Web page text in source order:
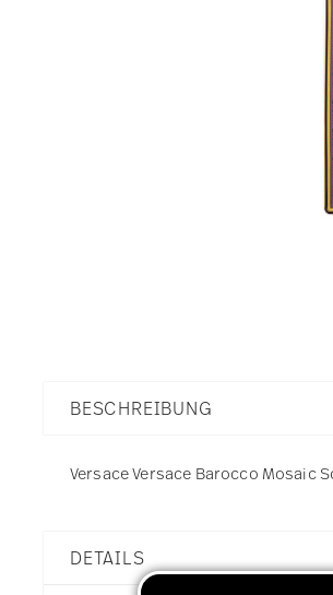
BESCHREIBUNG
Versace Versace Barocco Mosaic
DETAILS